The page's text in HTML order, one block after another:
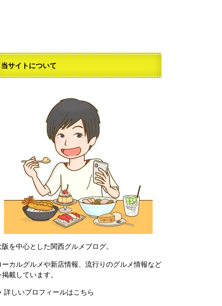
当サイトについて
阪を中心とした関西グルメブログ。
ーカルグルメや新店情報、流行りのグルメ情報など
掲載しています。
しいプロフィールはこちら